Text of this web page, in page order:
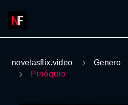
novelasflix.video Genero
Pinóquio